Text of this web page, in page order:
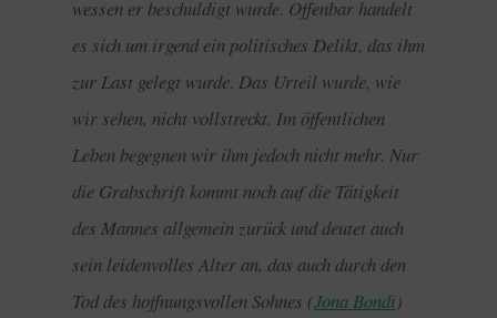
wessen er beschuldigt wurde. Offenbar handelt
es sich um irgend ein politisches Delikt, das ihm
zur Last gelegt wurde. Das Urteil wurde, wie
wir sehen, nicht vollstreckt. Im öffentlichen
Leben begegnen wir ihm jedoch nicht mehr. Nur
die Grabschrift kommt noch auf die Tätigkeit
des Mannes allgemein zurück und deutet auch
sein leidenvolles Alter an, das auch durch den
Tod des hoffnungsvollen Sohnes (Jona Bondi)